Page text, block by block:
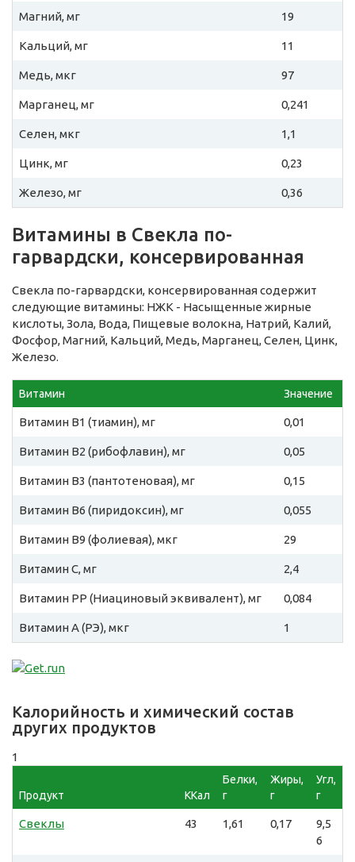
Магний, мг 19
Кальций, мг 11
Медь, мкг 97
Марганец, мг 0,241
Селен, мкг 1,1
Цинк, мг 0,23
Железо, мг 0,36
Витамины в Свекла по-
гарвардски, консервированная
Свекла по-гарвардски, консервированная содержит
следующие витамины: НЖК - Насыщенные жирные
кислоты, Зола, Вода, Пищевые волокна, Натрий, Калий,
Фосфор, Магний, Кальций, Медь, Марганец, Селен, Цинк,
Железо.
Витамин Значение
Витамин B1 (тиамин), мг 0,01
Витамин B2 (рибофлавин), мг 0,05
Витамин B3 (пантотеновая), мг 0,15
Витамин B6 (пиридоксин), мг 0,055
Витамин B9 (фолиевая), мкг 29
Витамин C, мг 2,4
Витамин PP (Ниациновый эквивалент), мг 0,084
Витамин A (РЭ), мкг 1
Калорийность и химический состав
других продуктов
1
Продукт ККал
Белки,
г
Жиры,
г
Угл,
г
Свеклы 43 1,61 0,17
9,5
6